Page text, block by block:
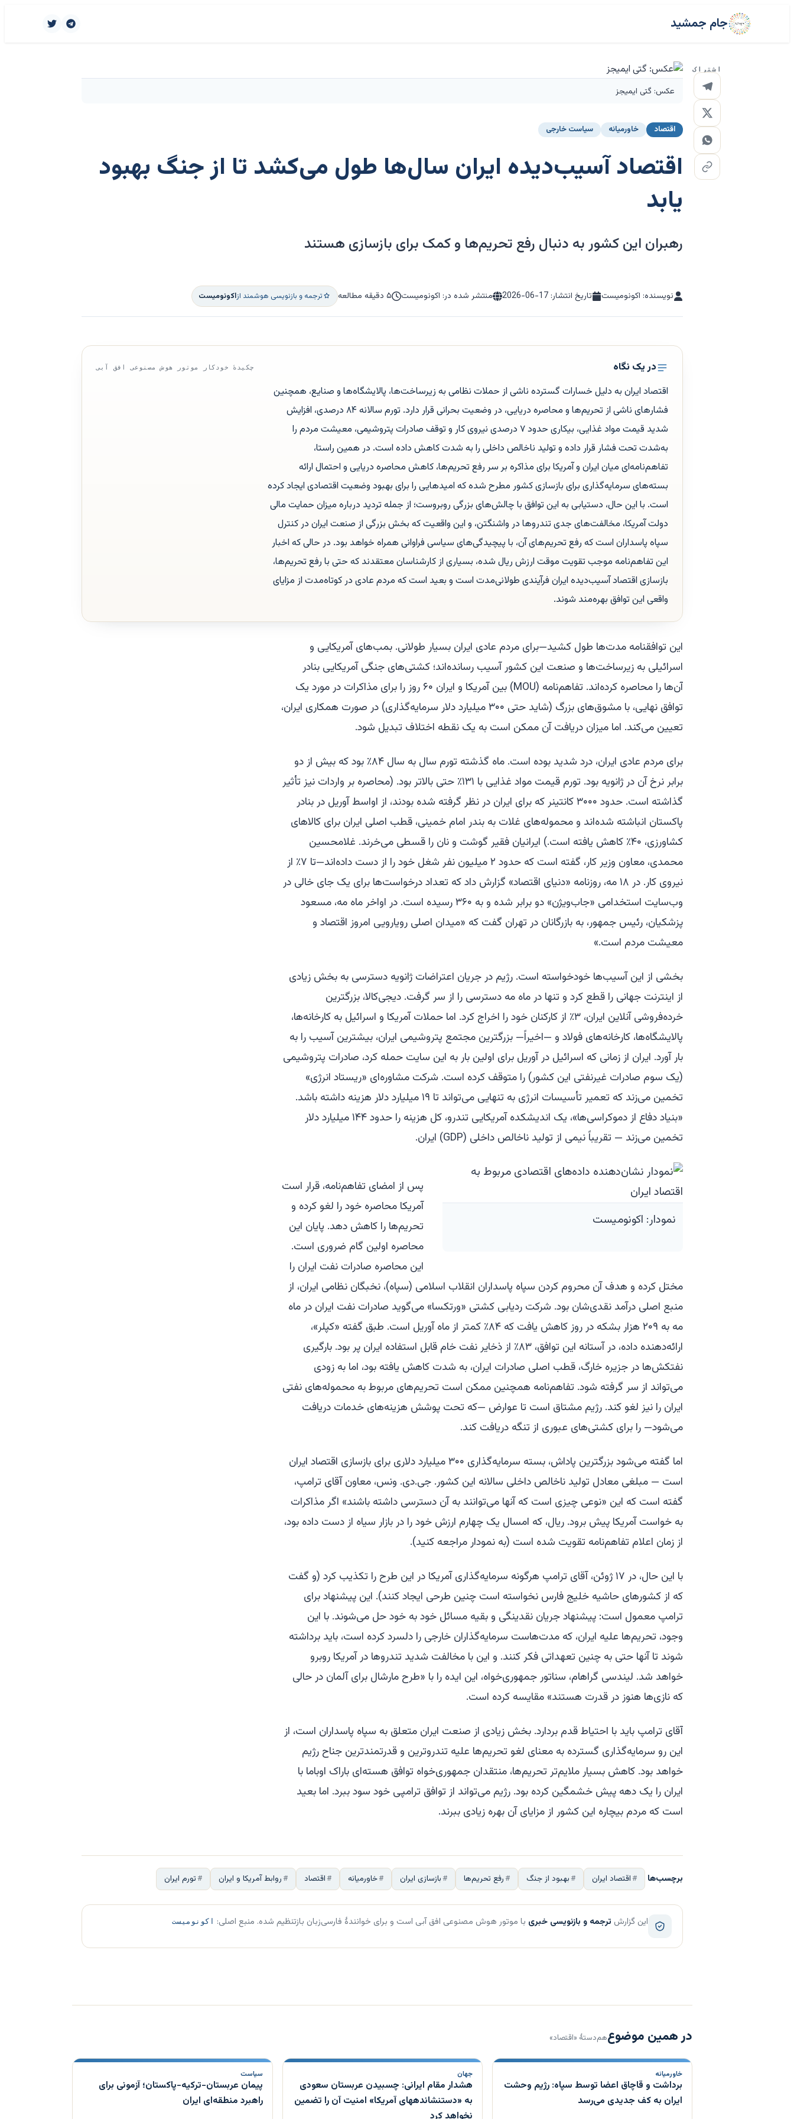
جام جمشید
اشتراک
عکس: گتی ایمیجز
اقتصاد خاورمیانه سیاست خارجی
اقتصاد آسیب‌دیده ایران سال‌ها طول می‌کشد تا از جنگ بهبود
یابد
رهبران این کشور به دنبال رفع تحریم‌ها و کمک برای بازسازی هستند
نویسنده: اکونومیست تاریخ انتشار: 2026-06-17 منتشر شده در: اکونومیست ۵ دقیقه مطالعه ترجمه و بازنویسی هوشمند ازاکونومیست
در یک نگاه چکیدهٔ خودکار موتور هوش مصنوعی افق آبی
اقتصاد ایران به دلیل خسارات گسترده ناشی از حملات نظامی به زیرساخت‌ها، پالایشگاه‌ها و صنایع، همچنین
فشارهای ناشی از تحریم‌ها و محاصره دریایی، در وضعیت بحرانی قرار دارد. تورم سالانه ۸۴ درصدی، افزایش
شدید قیمت مواد غذایی، بیکاری حدود ۷ درصدی نیروی کار و توقف صادرات پتروشیمی، معیشت مردم را
به‌شدت تحت فشار قرار داده و تولید ناخالص داخلی را به شدت کاهش داده است. در همین راستا،
تفاهم‌نامه‌ای میان ایران و آمریکا برای مذاکره بر سر رفع تحریم‌ها، کاهش محاصره دریایی و احتمال ارائه
بسته‌های سرمایه‌گذاری برای بازسازی کشور مطرح شده که امیدهایی را برای بهبود وضعیت اقتصادی ایجاد کرده
است. با این حال، دستیابی به این توافق با چالش‌های بزرگی روبروست؛ از جمله تردید درباره میزان حمایت مالی
دولت آمریکا، مخالفت‌های جدی تندروها در واشنگتن، و این واقعیت که بخش بزرگی از صنعت ایران در کنترل
سپاه پاسداران است که رفع تحریم‌های آن، با پیچیدگی‌های سیاسی فراوانی همراه خواهد بود. در حالی که اخبار
این تفاهم‌نامه موجب تقویت موقت ارزش ریال شده، بسیاری از کارشناسان معتقدند که حتی با رفع تحریم‌ها،
بازسازی اقتصاد آسیب‌دیده ایران فرآیندی طولانی‌مدت است و بعید است که مردم عادی در کوتاه‌مدت از مزایای
واقعی این توافق بهره‌مند شوند.
این توافقنامه مدت‌ها طول کشید—برای مردم عادی ایران بسیار طولانی. بمب‌های آمریکایی و
اسرائیلی به زیرساخت‌ها و صنعت این کشور آسیب رسانده‌اند؛ کشتی‌های جنگی آمریکایی بنادر
آن‌ها را محاصره کرده‌اند. تفاهم‌نامه (MOU) بین آمریکا و ایران ۶۰ روز را برای مذاکرات در مورد یک
توافق نهایی، با مشوق‌های بزرگ (شاید حتی ۳۰۰ میلیارد دلار سرمایه‌گذاری) در صورت همکاری ایران،
تعیین می‌کند. اما میزان دریافت آن ممکن است به یک نقطه اختلاف تبدیل شود.
برای مردم عادی ایران، درد شدید بوده است. ماه گذشته تورم سال به سال ۸۴٪ بود که بیش از دو
برابر نرخ آن در ژانویه بود. تورم قیمت مواد غذایی با ۱۳۱٪ حتی بالاتر بود. (محاصره بر واردات نیز تأثیر
گذاشته است. حدود ۳۰۰۰ کانتینر که برای ایران در نظر گرفته شده بودند، از اواسط آوریل در بنادر
پاکستان انباشته شده‌اند و محموله‌های غلات به بندر امام خمینی، قطب اصلی ایران برای کالاهای
کشاورزی، ۴۰٪ کاهش یافته است.) ایرانیان فقیر گوشت و نان را قسطی می‌خرند. غلامحسین
محمدی، معاون وزیر کار، گفته است که حدود ۲ میلیون نفر شغل خود را از دست داده‌اند—تا ۷٪ از
نیروی کار. در ۱۸ مه، روزنامه «دنیای اقتصاد» گزارش داد که تعداد درخواست‌ها برای یک جای خالی در
وب‌سایت استخدامی «جاب‌ویژن» دو برابر شده و به ۳۶۰ رسیده است. در اواخر ماه مه، مسعود
پزشکیان، رئیس جمهور، به بازرگانان در تهران گفت که «میدان اصلی رویارویی امروز اقتصاد و
معیشت مردم است.»
بخشی از این آسیب‌ها خودخواسته است. رژیم در جریان اعتراضات ژانویه دسترسی به بخش زیادی
از اینترنت جهانی را قطع کرد و تنها در ماه مه دسترسی را از سر گرفت. دیجی‌کالا، بزرگترین
خرده‌فروشی آنلاین ایران، ۳٪ از کارکنان خود را اخراج کرد. اما حملات آمریکا و اسرائیل به کارخانه‌ها،
پالایشگاه‌ها، کارخانه‌های فولاد و —اخیراً— بزرگترین مجتمع پتروشیمی ایران، بیشترین آسیب را به
بار آورد. ایران از زمانی که اسرائیل در آوریل برای اولین بار به این سایت حمله کرد، صادرات پتروشیمی
(یک سوم صادرات غیرنفتی این کشور) را متوقف کرده است. شرکت مشاوره‌ای «ریستاد انرژی»
تخمین می‌زند که تعمیر تأسیسات انرژی به تنهایی می‌تواند تا ۱۹ میلیارد دلار هزینه داشته باشد.
«بنیاد دفاع از دموکراسی‌ها»، یک اندیشکده آمریکایی تندرو، کل هزینه را حدود ۱۴۴ میلیارد دلار
تخمین می‌زند — تقریباً نیمی از تولید ناخالص داخلی (GDP) ایران.
نمودار: اکونومیست
پس از امضای تفاهم‌نامه، قرار است
آمریکا محاصره خود را لغو کرده و
تحریم‌ها را کاهش دهد. پایان این
محاصره اولین گام ضروری است.
این محاصره صادرات نفت ایران را
مختل کرده و هدف آن محروم کردن سپاه پاسداران انقلاب اسلامی (سپاه)، نخبگان نظامی ایران، از
منبع اصلی درآمد نقدی‌شان بود. شرکت ردیابی کشتی «ورتکسا» می‌گوید صادرات نفت ایران در ماه
مه به ۲۰۹ هزار بشکه در روز کاهش یافت که ۸۴٪ کمتر از ماه آوریل است. طبق گفته «کپلر»،
ارائه‌دهنده داده، در آستانه این توافق، ۸۳٪ از ذخایر نفت خام قابل استفاده ایران پر بود. بارگیری
نفتکش‌ها در جزیره خارگ، قطب اصلی صادرات ایران، به شدت کاهش یافته بود، اما به زودی
می‌تواند از سر گرفته شود. تفاهم‌نامه همچنین ممکن است تحریم‌های مربوط به محموله‌های نفتی
ایران را نیز لغو کند. رژیم مشتاق است تا عوارض —که تحت پوشش هزینه‌های خدمات دریافت
می‌شود— را برای کشتی‌های عبوری از تنگه دریافت کند.
اما گفته می‌شود بزرگترین پاداش، بسته سرمایه‌گذاری ۳۰۰ میلیارد دلاری برای بازسازی اقتصاد ایران
است — مبلغی معادل تولید ناخالص داخلی سالانه این کشور. جی.دی. ونس، معاون آقای ترامپ،
گفته است که این «نوعی چیزی است که آنها می‌توانند به آن دسترسی داشته باشند» اگر مذاکرات
به خواست آمریکا پیش برود. ریال، که امسال یک چهارم ارزش خود را در بازار سیاه از دست داده بود،
از زمان اعلام تفاهم‌نامه تقویت شده است (به نمودار مراجعه کنید).
با این حال، در ۱۷ ژوئن، آقای ترامپ هرگونه سرمایه‌گذاری آمریکا در این طرح را تکذیب کرد (و گفت
که از کشورهای حاشیه خلیج فارس نخواسته است چنین طرحی ایجاد کنند). این پیشنهاد برای
ترامپ معمول است: پیشنهاد جریان نقدینگی و بقیه مسائل خود به خود حل می‌شوند. با این
وجود، تحریم‌ها علیه ایران، که مدت‌هاست سرمایه‌گذاران خارجی را دلسرد کرده است، باید برداشته
شوند تا آنها حتی به چنین تعهداتی فکر کنند. و این با مخالفت شدید تندروها در آمریکا روبرو
خواهد شد. لیندسی گراهام، سناتور جمهوری‌خواه، این ایده را با «طرح مارشال برای آلمان در حالی
که نازی‌ها هنوز در قدرت هستند» مقایسه کرده است.
آقای ترامپ باید با احتیاط قدم بردارد. بخش زیادی از صنعت ایران متعلق به سپاه پاسداران است، از
این رو سرمایه‌گذاری گسترده به معنای لغو تحریم‌ها علیه تندروترین و قدرتمندترین جناح رژیم
خواهد بود. کاهش بسیار ملایم‌تر تحریم‌ها، منتقدان جمهوری‌خواه توافق هسته‌ای باراک اوباما با
ایران را یک دهه پیش خشمگین کرده بود. رژیم می‌تواند از توافق ترامپی خود سود ببرد. اما بعید
است که مردم بیچاره این کشور از مزایای آن بهره زیادی ببرند.
برچسب‌ها اقتصاد ایران بهبود از جنگ رفع تحریم‌ها بازسازی ایران خاورمیانه اقتصاد روابط آمریکا و ایران تورم ایران
این گزارش ترجمه و بازنویسی خبری با موتور هوش مصنوعی افق آبی است و برای خوانندهٔ فارسی‌زبان بازتنظیم شده. منبع اصلی: اکونومیست
در همین موضوعهم‌دستهٔ «اقتصاد»
خاورمیانه
برداشت و قاچاق اعضا توسط سپاه: رژیم وحشت
ایران به کف جدیدی می‌رسد
جهان
هشدار مقام ایرانی: چسبیدن عربستان سعودی
به «دستنشاندههای آمریکا» امنیت آن را تضمین
نخواهد کرد
سیاست
پیمان عربستان-ترکیه-پاکستان؛ آزمونی برای
راهبرد منطقه‌ای ایران